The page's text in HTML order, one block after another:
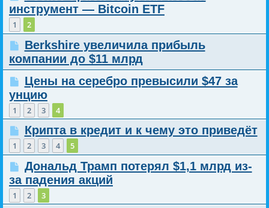
инструмент — Bitcoin ETF
1 2
Berkshire увеличила прибыль
компании до $11 млрд
Цены на серебро превысили $47 за
унцию
1 2 3 4
Крипта в кредит и к чему это приведёт
1 2 3 4 5
Дональд Трамп потерял $1,1 млрд из-
за падения акций
1 2 3